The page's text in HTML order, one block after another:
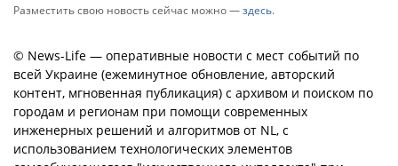
Разместить свою новость сейчас можно —здесь.
© News-Life — оперативные новости с мест событий по
всей Украине (ежеминутное обновление, авторский
контент, мгновенная публикация) с архивом и поиском по
городам и регионам при помощи современных
инженерных решений и алгоритмов от NL, с
использованием технологических элементов